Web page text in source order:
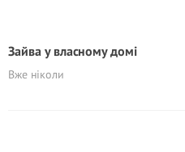
Зайва у власному домі
Вже ніколи